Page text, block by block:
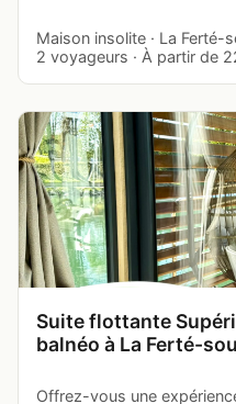
Maison insolite · La Ferté-
2 voyageurs · À partir de
Suite flottante
balnéo à La Ferté-
Offrez-vous une